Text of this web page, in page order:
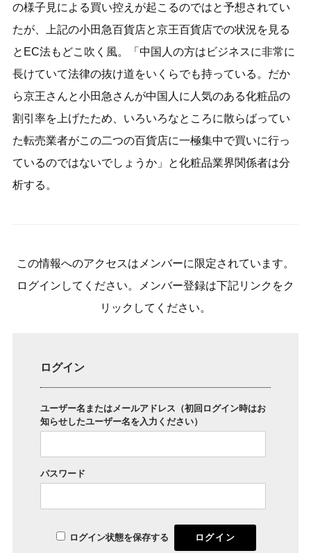
の様子見による買い控えが起こるのではと予想されてい
たが、上記の小田急百貨店と京王百貨店での状況を見る
とEC法もどこ吹く風。「中国人の方はビジネスに非常に
長けていて法律の抜け道をいくらでも持っている。だか
ら京王さんと小田急さんが中国人に人気のある化粧品の
割引率を上げたため、いろいろなところに散らばってい
た転売業者がこの二つの百貨店に一極集中で買いに行っ
ているのではないでしょうか」と化粧品業界関係者は分
析する。
この情報へのアクセスはメンバーに限定されています。
ログインしてください。メンバー登録は下記リンクをク
リックしてください。
ログイン
ユーザー名またはメールアドレス（初回ログイン時はお
知らせしたユーザー名を入力ください）
パスワード
ログイン状態を保存する